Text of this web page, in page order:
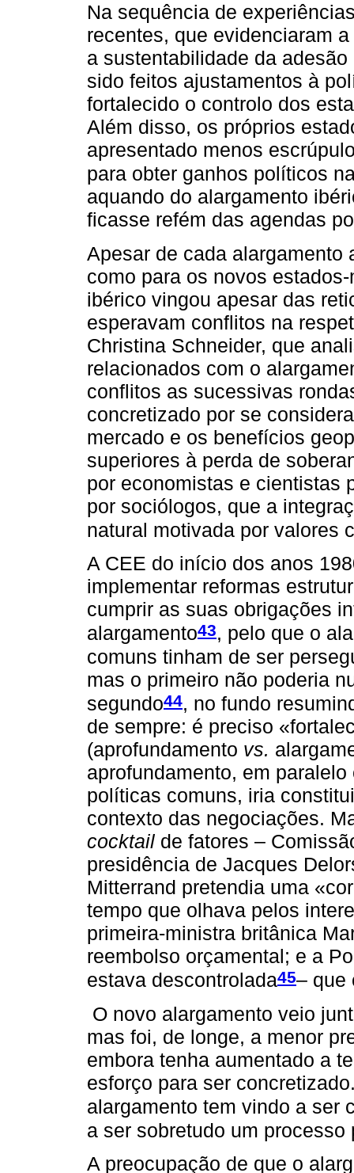
Na sequência de
recentes, que evidenciaram
a sustentabilidade da
sido feitos ajustamentos à
fortalecido o controlo dos
Além disso, os próprios
apresentado menos
para obter ganhos políticos
aquando do alargamento
ficasse refém das agendas
Apesar de cada alargamento
como para os novos
ibérico vingou apesar das
esperavam conflitos na
Christina Schneider, que
relacionados com o
conflitos as sucessivas
concretizado por se
mercado e os benefícios
superiores à perda de
por economistas e cientistas
por sociólogos, que a
natural motivada por valores
A CEE do início dos anos
implementar reformas
cumprir as suas obrigações
alargamento43, pelo que o
comuns tinham de ser
mas o primeiro não poderia
segundo44, no fundo
de sempre: é preciso
(aprofundamento vs.
aprofundamento, em
políticas comuns, iria
contexto das negociações.
cocktail de fatores –
presidência de Jacques
Mitterrand pretendia uma
tempo que olhava pelos
primeira-ministra britânica
reembolso orçamental; e a
estava descontrolada45– que
O novo alargamento veio
mas foi, de longe, a menor
embora tenha aumentado a
esforço para ser
alargamento tem vindo a ser
a ser sobretudo um
A preocupação de que o